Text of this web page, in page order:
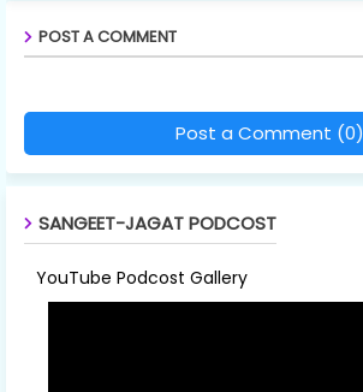
POST A COMMENT
Post a Comment (0)
SANGEET-JAGAT PODCOST
YouTube Podcost Gallery